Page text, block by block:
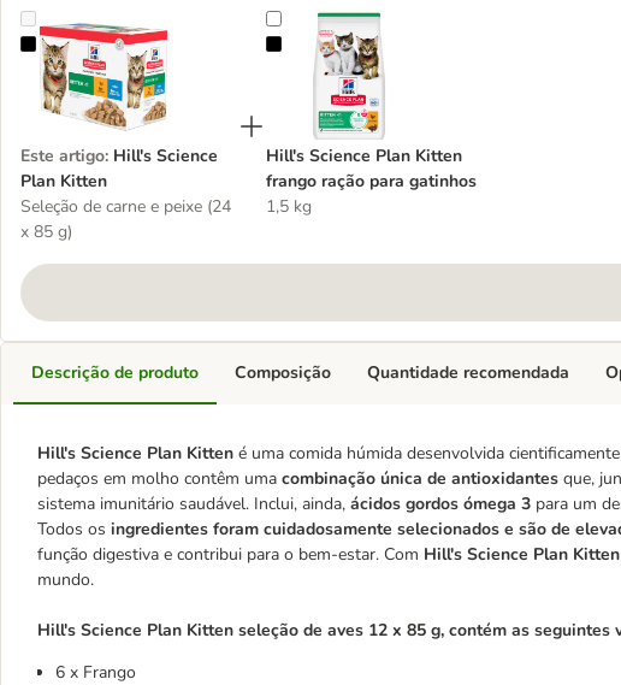
Hill's Science Plan Kitten
Este artigo: Hill's Science
Plan Kitten
Seleção de carne e peixe (24
x 85 g)
Hill's Science Plan Kitten frango ração para
Hill's Science Plan Kitten
frango ração para gatinhos
1,5 kg
Descrição de produto
Hill's Science Plan Kitten é uma comida húmida desenvolvida
pedaços em molho contêm uma combinação única de antioxidantes que,
sistema imunitário saudável. Inclui, ainda, ácidos gordos ómega 3 para um
Todos os ingredientes foram cuidadosamente selecionados e são de
função digestiva e contribui para o bem-estar. Com Hill's Science Plan Kitten
mundo.
Hill's Science Plan Kitten seleção de aves 12 x 85 g, contém as seguintes
6 x Frango
Composição Quantidade recomendada